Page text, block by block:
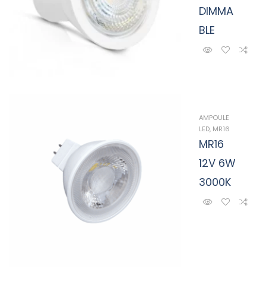
DIMMA
BLE
AMPOULE
LED, MR16
MR16
12V 6W
3000K